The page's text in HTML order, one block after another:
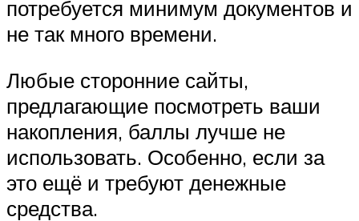
потребуется минимум документов и
не так много времени.
Любые сторонние сайты,
предлагающие посмотреть ваши
накопления, баллы лучше не
использовать. Особенно, если за
это ещё и требуют денежные
средства.